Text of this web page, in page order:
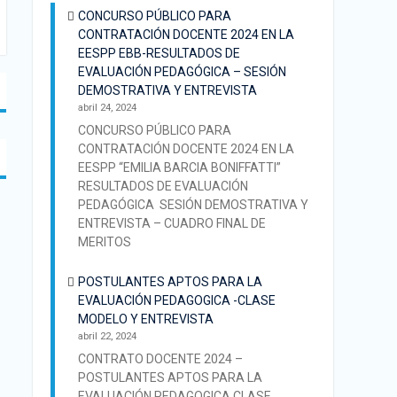
CONCURSO PÚBLICO PARA
CONTRATACIÓN DOCENTE 2024 EN LA
EESPP EBB-RESULTADOS DE
EVALUACIÓN PEDAGÓGICA – SESIÓN
DEMOSTRATIVA Y ENTREVISTA
abril 24, 2024
CONCURSO PÚBLICO PARA
CONTRATACIÓN DOCENTE 2024 EN LA
EESPP “EMILIA BARCIA BONIFFATTI”
RESULTADOS DE EVALUACIÓN
PEDAGÓGICA SESIÓN DEMOSTRATIVA Y
ENTREVISTA – CUADRO FINAL DE
MERITOS
POSTULANTES APTOS PARA LA
EVALUACIÓN PEDAGOGICA -CLASE
MODELO Y ENTREVISTA
abril 22, 2024
CONTRATO DOCENTE 2024 –
POSTULANTES APTOS PARA LA